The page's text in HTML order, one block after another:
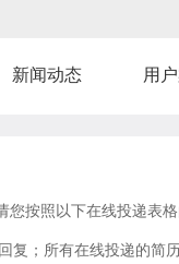
新闻动态 用
您按照以下在线投递表
复；所有在线投递的简